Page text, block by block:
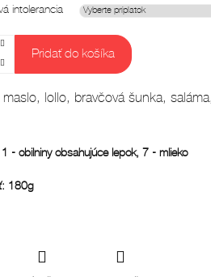
intolerancia
Pridať do košíka
maslo, lollo, bravčová šunka,
1 - obilniny obsahujúce lepok, 7 - mlieko
180g